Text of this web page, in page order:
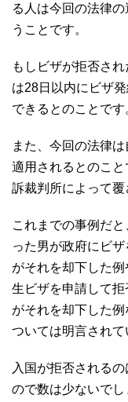
る人は今回の法律
うことです。
もしビザが拒否さ
は28日以内にビザ
できるとのことです
また、今回の法律
適用されるとのこ
訴裁判所によって覆
これまでの事例だ
った男が政府にビ
がそれを却下した
生ビザを申請して
がそれを却下した
ついては明言されて
入国が拒否される
ので数は少ないで